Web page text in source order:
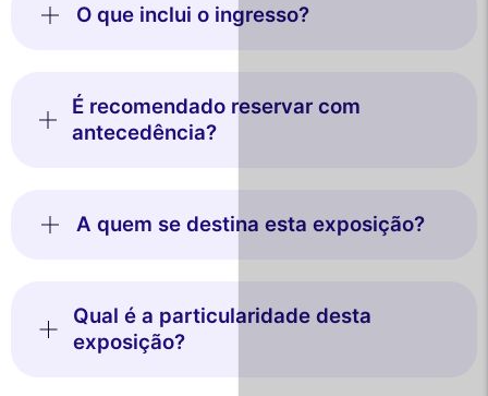
O que inclui o ingresso?
É recomendado reservar com
antecedência?
A quem se destina esta exposição?
Qual é a particularidade desta
exposição?